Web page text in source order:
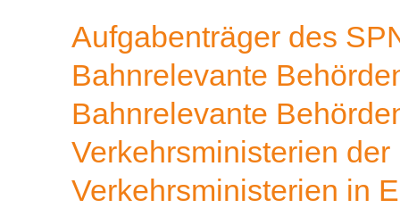
Aufgabenträger des
Bahnrelevante
Bahnrelevante
Verkehrsministerien
Verkehrsministerien in